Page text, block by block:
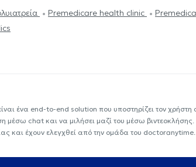
Premedicare health clinic
ένα end-to-end solution που υποστηρίζει τον χρήστη
μέσω chat και να μιλήσει μαζί του μέσω
και έχουν ελεγχθεί από την ομάδα του doctoranytime.